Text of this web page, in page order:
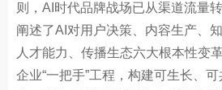
则，AI时代品牌战场已从渠道流量
阐述了AI对用户决策、内容生产、
人才能力、传播生态六大根本性变
企业“一把手”工程，构建可生长、